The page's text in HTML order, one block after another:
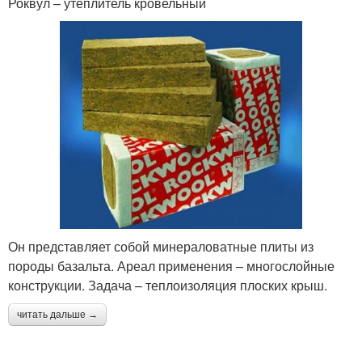
Он представляет собой минераловатные плиты из
породы базальта. Ареал применения – многослойные
конструкции. Задача – теплоизоляция плоских крыш.
читать дальше →